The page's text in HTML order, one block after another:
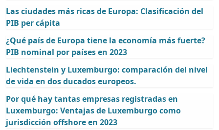
Las ciudades más ricas de Europa: Clasificación del
PIB per cápita
¿Qué país de Europa tiene la economía más fuerte?
PIB nominal por países en 2023
Liechtenstein y Luxemburgo: comparación del nivel
de vida en dos ducados europeos.
Por qué hay tantas empresas registradas en
Luxemburgo: Ventajas de Luxemburgo como
jurisdicción offshore en 2023